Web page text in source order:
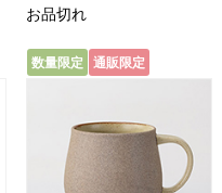
お品切れ
数量限定 通販限定